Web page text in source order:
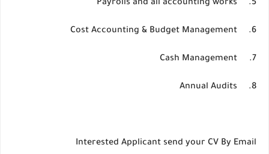
5.
Payrolls and all accounting works
6.
Cost Accounting & Budget Management
7.
Cash Management
8.
Annual Audits
Interested Applicant send your CV By Email